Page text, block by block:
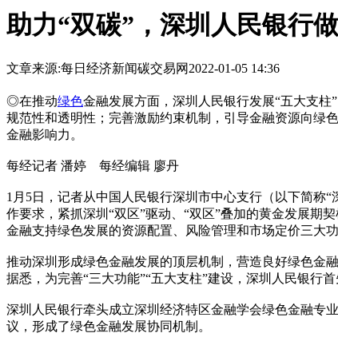
助力“双碳”，深圳人民银行
文章来源:每日经济新闻碳交易网 2022-01-05 14:36
◎在推动绿色金融发展方面，深圳人民银行发展“五大支柱
规范性和透明性；完善激励约束机制，引导金融资源向绿
金融影响力。
每经记者 潘婷 每经编辑 廖丹
1月5日，记者从中国人民银行深圳市中心支行（以下简称
作要求，紧抓深圳“双区”驱动、“双区”叠加的黄金发展期
金融支持绿色发展的资源配置、风险管理和市场定价三大
推动深圳形成绿色金融发展的顶层机制，营造良好绿色金
据悉，为完善“三大功能”“五大支柱”建设，深圳人民银行
深圳人民银行牵头成立深圳经济特区金融学会绿色金融专
议，形成了绿色金融发展协同机制。